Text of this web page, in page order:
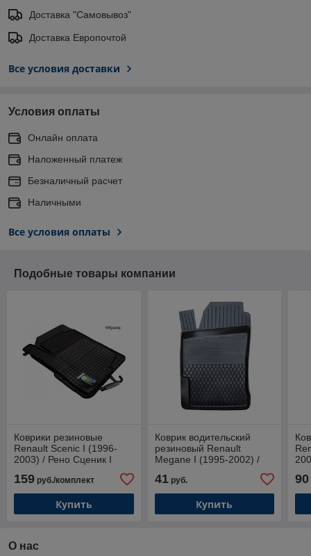
Доставка "Самовывоз"
Доставка Европочтой
Все условия доставки
Условия оплаты
Онлайн оплата
Наложенный платеж
Безналичный расчет
Наличными
Все условия оплаты
Подобные товары компании
Коврики резиновые
Renault Scenic I (1996-
2003) / Рено Сценик I
159 руб./комплект
Купить
Коврик водительский
резиновый Renault
Megane I (1995-2002) /
Рено Меган 1 (1995-2002)
41руб.
Купить
90
О нас